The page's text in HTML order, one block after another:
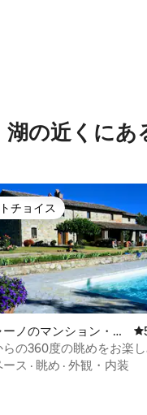
湖の近くにあ
4.94つ星の平均評価
ゲストチョイスです。
チョイス
ノのマンション・ア
らの360度の眺めをお楽し
、ご宿泊のお客様だけで
ス · 眺め · 外観・内装